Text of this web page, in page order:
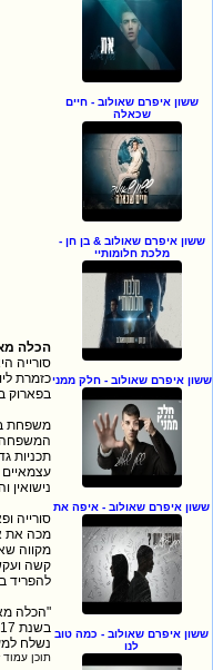
ששון איפרם שאולוב - חיים
שכאלה
ששון איפרם שאולוב & בן חן -
מלכת חלומותיי
ששון איפרם שאולוב - חלק ממני
ששון איפרם שאולוב - איפה את
ששון איפרם שאולוב - כמה טוב
לנו
הכלה
סורייה
כזמרת
משפחת
המשפחה
תכניות
עצמאיים
סורייה
מכה את
מקווה
קשה
"הכלה
בשנת 2017. בסדרה מככבים אוזג'אן דניז ואסלי אנבר ("משחק השתיקה").
נשלח
תוכן עמוד